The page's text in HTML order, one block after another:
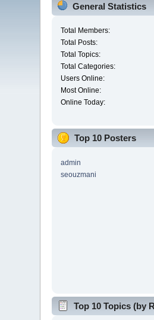
General Statistics
Total Members:
Total Posts:
Total Topics:
Total Categories:
Users Online:
Most Online:
Online Today:
Top 10 Posters
admin
seouzmani
Top 10 Topics (by